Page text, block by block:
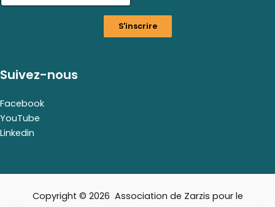
i
l
E
S'inscrire
Suivez-nous
Facebook
YouTube
Linkedin
Copyright © 2026 Association de Zarzis pour le